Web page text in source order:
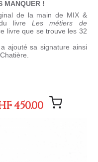
MANQUER !
de la main de MIX &
du livreLes métiers de
livre que se trouve les 32
ajouté sa signature ainsi
450.00